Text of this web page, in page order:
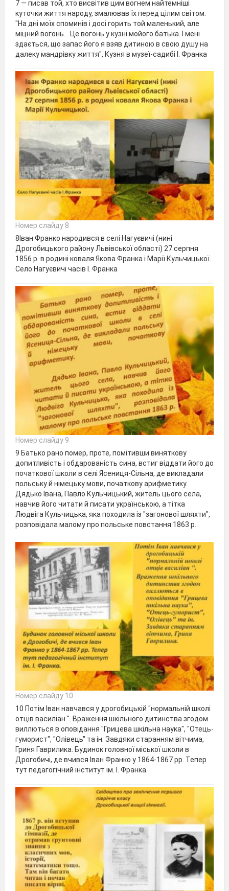
7 — писав той, хто висвітив цим вогнем найтемніші
куточки життя народу, змалював їх перед цілим світом.
"На дні моїх споминів і досі горить той маленький, але
міцний вогонь... Це вогонь у кузні мойого батька. І мені
здається, що запас його я взяв дитиною в свою душу на
далеку мандрівку життя", Кузня в музеї-садибі І. Франка
Номер слайду 8
8Іван Франко народився в селі Нагуєвичі (нині
Дрогобицького району Львівської області) 27 серпня
1856 р. в родині коваля Якова Франка і Марії Кульчицької.
Село Нагуєвичі часів І. Франка
Номер слайду 9
9 Батько рано помер, проте, помітивши виняткову
допитливість і обдарованість сина, встиг віддати його до
початкової школи в селі Ясениця-Сільна, де викладали
польську й німецьку мови, початкову арифметику.
Дядько Івана, Павло Кульчицький, житель цього села,
навчив його читати й писати українською, а тітка
Людвіга Кульчицька, яка походила із "загонової шляхти",
розповідала малому про польське повстання 1863 р.
Номер слайду 10
10 Потім Іван навчався у дрогобицькій "нормальній школі
отців василіан ". Враження шкільного дитинства згодом
виллються в оповідання "Грицева шкільна наука", "Отець-
гуморист", "Олівець" та ін. Завдяки старанням вітчима,
Гриня Гаврилика. Будинок головної міської школи в
Дрогобичі, де вчився Іван Франко у 1864-1867 рр. Тепер
тут педагогічний інститут ім. І. Франка.